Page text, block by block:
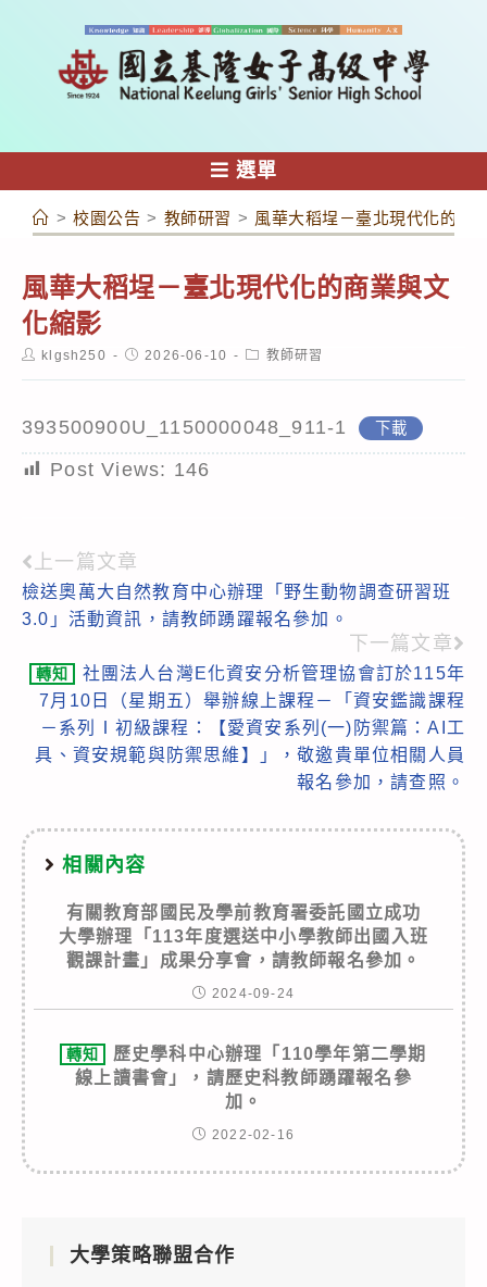
容
選單
> 校園公告 > 教師研習 > 風華大稻埕－臺北現代化的商
風華大稻埕－臺北現代化的商業與文
化縮影
Postklgsh250
Post2026-06-10
Post教師研習
393500900U_1150000048_911-1 下載
Post Views: 146
Read
more
上一篇文章
檢送奧萬大自然教育中心辦理「野生動物調查研習班
3.0」活動資訊，請教師踴躍報名參加。
下一篇文章
轉知
社團法人台灣E化資安分析管理協會訂於115年
7月10日（星期五）舉辦線上課程－「資安鑑識課程
－系列Ⅰ初級課程：【愛資安系列(一)防禦篇：AI工
具、資安規範與防禦思維】」，敬邀貴單位相關人員
報名參加，請查照。
相關內容
有關教育部國民及學前教育署委託國立成功
大學辦理「113年度選送中小學教師出國入班
觀課計畫」成果分享會，請教師報名參加。
2024-09-24
轉知
歷史學科中心辦理「110學年第二學期
線上讀書會」，請歷史科教師踴躍報名參
加。
2022-02-16
大學策略聯盟合作